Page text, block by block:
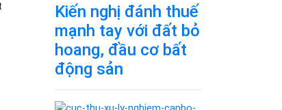
Kiến nghị đánh thuế
mạnh tay với đất bỏ
hoang, đầu cơ bất
động sản